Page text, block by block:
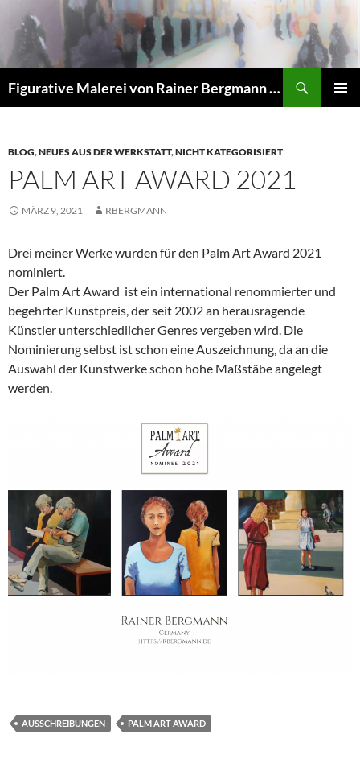
Inhalt
springen
Figurative Malerei von Rainer Bergmann M.A.
BLOG,NEUES AUS DER WERKSTATT,NICHT KATEGORISIERT
PALM ART AWARD 2021
MÄRZ 9, 2021 RBERGMANN
Drei meiner Werke wurden für den Palm Art Award 2021
nominiert.
Der Palm Art Award ist ein international renommierter und
begehrter Kunstpreis, der seit 2002 an herausragende
Künstler unterschiedlicher Genres vergeben wird. Die
Nominierung selbst ist schon eine Auszeichnung, da an die
Auswahl der Kunstwerke schon hohe Maßstäbe angelegt
werden.
AUSSCHREIBUNGEN PALM ART AWARD